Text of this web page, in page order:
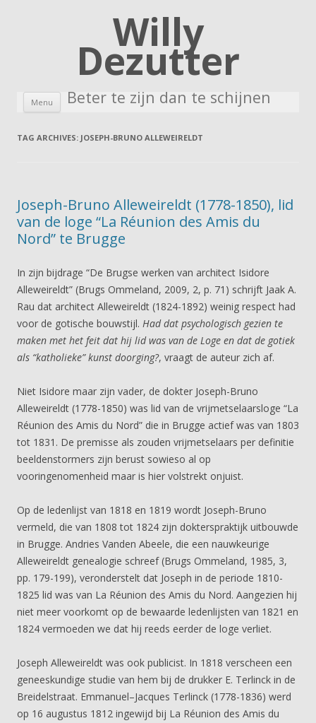
Willy
Dezutter
Beter te zijn dan te schijnen
Menu Skip to content
TAG ARCHIVES: JOSEPH-BRUNO ALLEWEIRELDT
Joseph-Bruno Alleweireldt (1778-1850), lid
van de loge “La Réunion des Amis du
Nord” te Brugge
In zijn bijdrage “De Brugse werken van architect Isidore
Alleweireldt” (Brugs Ommeland, 2009, 2, p. 71) schrijft Jaak A.
Rau dat architect Alleweireldt (1824-1892) weinig respect had
voor de gotische bouwstijl. Had dat psychologisch gezien te
maken met het feit dat hij lid was van de Loge en dat de gotiek
als “katholieke” kunst doorging?, vraagt de auteur zich af.
Niet Isidore maar zijn vader, de dokter Joseph-Bruno
Alleweireldt (1778-1850) was lid van de vrijmetselaarsloge “La
Réunion des Amis du Nord” die in Brugge actief was van 1803
tot 1831. De premisse als zouden vrijmetselaars per definitie
beeldenstormers zijn berust sowieso al op
vooringenomenheid maar is hier volstrekt onjuist.
Op de ledenlijst van 1818 en 1819 wordt Joseph-Bruno
vermeld, die van 1808 tot 1824 zijn dokterspraktijk uitbouwde
in Brugge. Andries Vanden Abeele, die een nauwkeurige
Alleweireldt genealogie schreef (Brugs Ommeland, 1985, 3,
pp. 179-199), veronderstelt dat Joseph in de periode 1810-
1825 lid was van La Réunion des Amis du Nord. Aangezien hij
niet meer voorkomt op de bewaarde ledenlijsten van 1821 en
1824 vermoeden we dat hij reeds eerder de loge verliet.
Joseph Alleweireldt was ook publicist. In 1818 verscheen een
geneeskundige studie van hem bij de drukker E. Terlinck in de
Breidelstraat. Emmanuel–Jacques Terlinck (1778-1836) werd
op 16 augustus 1812 ingewijd bij La Réunion des Amis du